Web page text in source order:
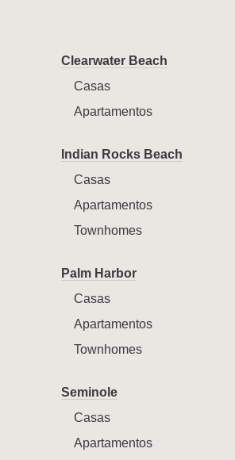
Clearwater Beach
Casas
Apartamentos
Indian Rocks Beach
Casas
Apartamentos
Townhomes
Palm Harbor
Casas
Apartamentos
Townhomes
Seminole
Casas
Apartamentos